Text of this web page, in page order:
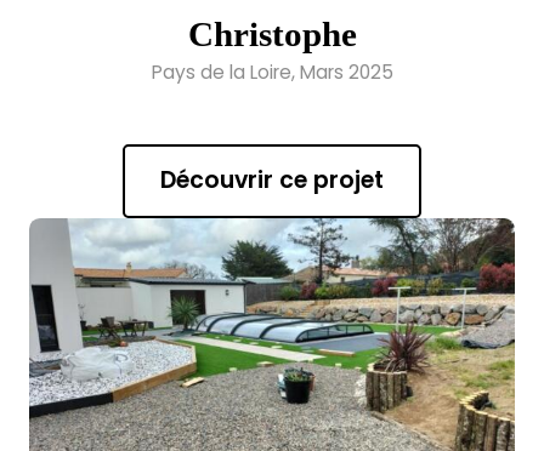
Christophe
Pays de la Loire, Mars 2025
Découvrir ce projet